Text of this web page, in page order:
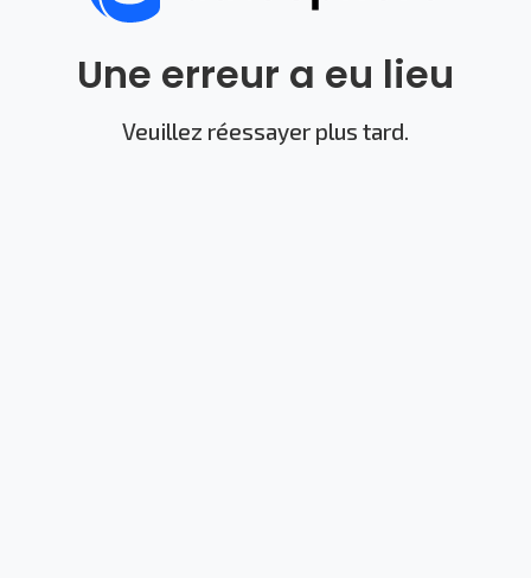
Une erreur a eu lieu
Veuillez réessayer plus tard.